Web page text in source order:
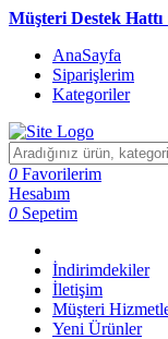
Müşteri Destek Hattı
AnaSayfa
Siparişlerim
Kategoriler
0 Favorilerim
Hesabım
0 Sepetim
İndirimdekiler
İletişim
Müşteri
Yeni Ürünler